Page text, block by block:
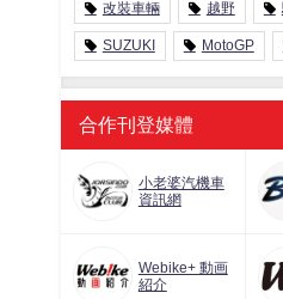
改裝車輛 越野
SUZUKI MotoGP
合作刊登媒體
小老婆汽機車
資訊網
Webike+ 動画
紹介